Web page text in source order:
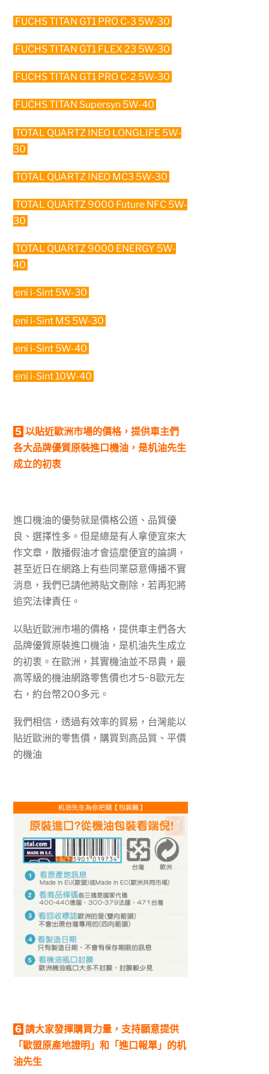
FUCHS TITAN GT1 PRO C-3 5W-30
FUCHS TITAN GT1 FLEX 23 5W-30
FUCHS TITAN GT1 PRO C-2 5W-30
FUCHS TITAN Supersyn 5W-40
TOTAL QUARTZ INEO LONGLIFE 5W-
30
TOTAL QUARTZ INEO MC3 5W-30
TOTAL QUARTZ 9000 Future NFC 5W-
30
TOTAL QUARTZ 9000 ENERGY 5W-
40
eni i-Sint 5W-30
eni i-Sint MS 5W-30
eni i-Sint 5W-40
eni i-Sint 10W-40
5 以貼近歐洲市場的價格，提供車主們
各大品牌優質原裝進口機油，是机油先生
成立的初衷
進口機油的優勢就是價格公道、品質優
良、選擇性多。但是總是有人拿便宜來大
作文章，散播假油才會這麼便宜的論調，
甚至近日在網路上有些同業惡意傳播不實
消息，我們已請他將貼文刪除，若再犯將
追究法律責任。
以貼近歐洲市場的價格，提供車主們各大
品牌優質原裝進口機油，是机油先生成立
的初衷。在歐洲，其實機油並不昂貴，最
高等級的機油網路零售價也才5~8歐元左
右，約台幣200多元。
我們相信，透過有效率的貿易，台灣能以
貼近歐洲的零售價，購買到高品質、平價
的機油
6 請大家發揮購買力量，支持願意提供
「歐盟原產地證明」和「進口報單」的机
油先生